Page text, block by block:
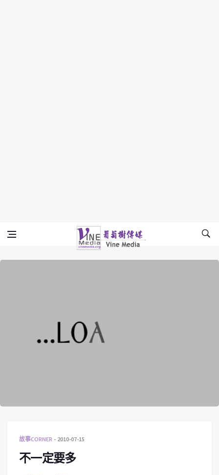
Vine Media
葡萄樹傳媒
故事CORNER 2010-07-15
不一定要多